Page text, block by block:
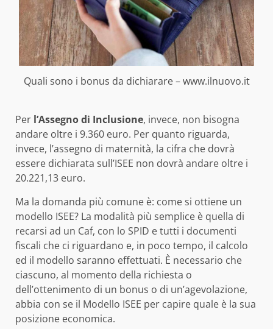
Quali sono i bonus da dichiarare – www.ilnuovo.it
Per l’Assegno di Inclusione, invece, non bisogna
andare oltre i 9.360 euro. Per quanto riguarda,
invece, l’assegno di maternità, la cifra che dovrà
essere dichiarata sull’ISEE non dovrà andare oltre i
20.221,13 euro.
Ma la domanda più comune è: come si ottiene un
modello ISEE? La modalità più semplice è quella di
recarsi ad un Caf, con lo SPID e tutti i documenti
fiscali che ci riguardano e, in poco tempo, il calcolo
ed il modello saranno effettuati. È necessario che
ciascuno, al momento della richiesta o
dell’ottenimento di un bonus o di un’agevolazione,
abbia con se il Modello ISEE per capire quale è la sua
posizione economica.